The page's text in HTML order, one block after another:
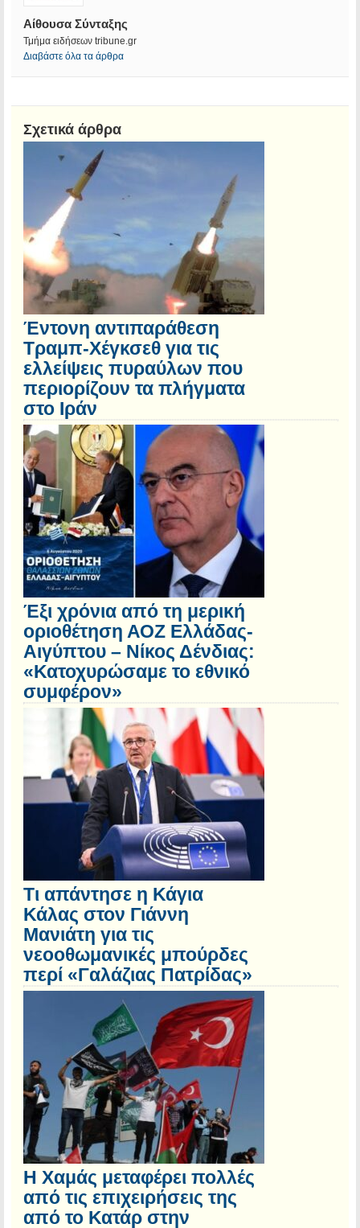
Αίθουσα Σύνταξης
Τμήμα ειδήσεων tribune.gr
Διαβάστε όλα τα άρθρα
Σχετικά άρθρα
Έντονη αντιπαράθεση
Τραμπ-Χέγκσεθ για τις
ελλείψεις πυραύλων που
περιορίζουν τα πλήγματα
στο Ιράν
Έξι χρόνια από τη μερική
οριοθέτηση ΑΟΖ Ελλάδας-
Αιγύπτου – Νίκος Δένδιας:
«Κατοχυρώσαμε το εθνικό
συμφέρον»
Τι απάντησε η Κάγια
Κάλας στον Γιάννη
Μανιάτη για τις
νεοοθωμανικές μπούρδες
περί «Γαλάζιας Πατρίδας»
Η Χαμάς μεταφέρει πολλές
από τις επιχειρήσεις της
από το Κατάρ στην